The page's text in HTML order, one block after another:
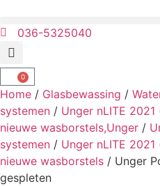
036-5325040
0
Home / Glasbewassing /
systemen / Unger nLITE 2021
nieuwe wasborstels,Unger /
systemen / Unger nLITE 2021
nieuwe wasborstels / Unger
gespleten